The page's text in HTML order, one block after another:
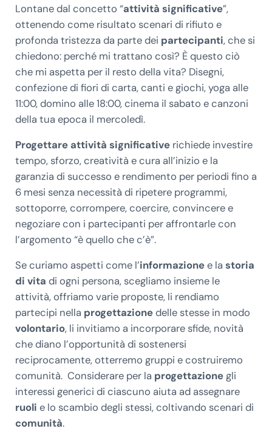
Lontane dal concetto “attività significative”,
ottenendo come risultato scenari di rifiuto e
profonda tristezza da parte dei partecipanti, che si
chiedono: perché mi trattano così? È questo ciò
che mi aspetta per il resto della vita? Disegni,
confezione di fiori di carta, canti e giochi, yoga alle
11:00, domino alle 18:00, cinema il sabato e canzoni
della tua epoca il mercoledì.
Progettare attività significativerichiede investire
tempo, sforzo, creatività e cura all’inizio e la
garanzia di successo e rendimento per periodi fino a
6 mesi senza necessità di ripetere programmi,
sottoporre, corrompere, coercire, convincere e
negoziare con i partecipanti per affrontarle con
l’argomento “è quello che c’è”.
Se curiamo aspetti come l’informazionee la storia
di vita di ogni persona, scegliamo insieme le
attività, offriamo varie proposte, li rendiamo
partecipi nella progettazionedelle stesse in modo
volontario, li invitiamo a incorporare sfide, novità
che diano l’opportunità di sostenersi
reciprocamente, otterremo gruppi e costruiremo
comunità. Considerare per la progettazionegli
interessi generici di ciascuno aiuta ad assegnare
ruoli e lo scambio degli stessi, coltivando scenari di
comunità.